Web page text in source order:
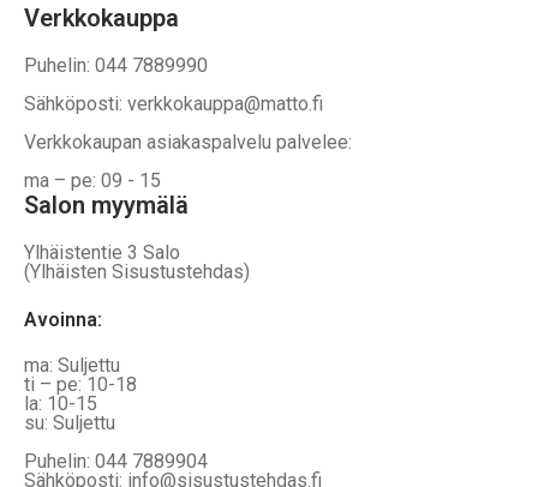
Verkkokauppa
Puhelin: 044 7889990
Sähköposti: verkkokauppa@matto.fi
Verkkokaupan asiakaspalvelu palvelee:
ma – pe: 09 - 15
Salon myymälä
Ylhäistentie 3 Salo
(Ylhäisten Sisustustehdas)
Avoinna:
ma: Suljettu
ti – pe: 10-18
la: 10-15
su: Suljettu
Puhelin: 044 7889904
Sähköposti: info@sisustustehdas.fi